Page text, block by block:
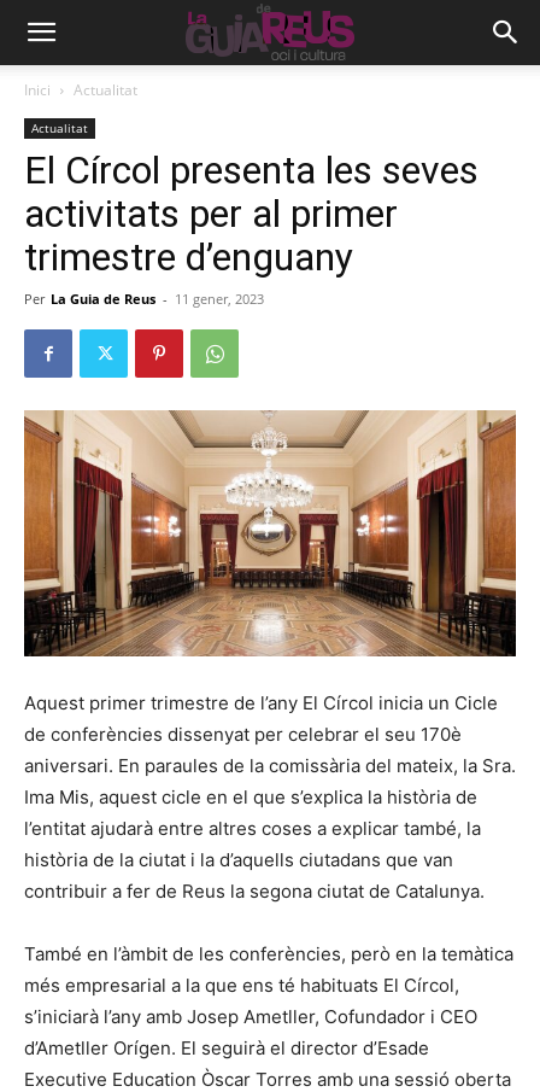
Inici Actualitat
Actualitat
El Círcol presenta les seves
activitats per al primer
trimestre d’enguany
Per La Guia de Reus - 11 gener, 2023
Aquest primer trimestre de l’any El Círcol inicia un Cicle
de conferències dissenyat per celebrar el seu 170è
aniversari. En paraules de la comissària del mateix, la Sra.
Ima Mis, aquest cicle en el que s’explica la història de
l’entitat ajudarà entre altres coses a explicar també, la
història de la ciutat i la d’aquells ciutadans que van
contribuir a fer de Reus la segona ciutat de Catalunya.
També en l’àmbit de les conferències, però en la temàtica
més empresarial a la que ens té habituats El Círcol,
s’iniciarà l’any amb Josep Ametller, Cofundador i CEO
d’Ametller Orígen. El seguirà el director d’Esade
Executive Education Òscar Torres amb una sessió oberta